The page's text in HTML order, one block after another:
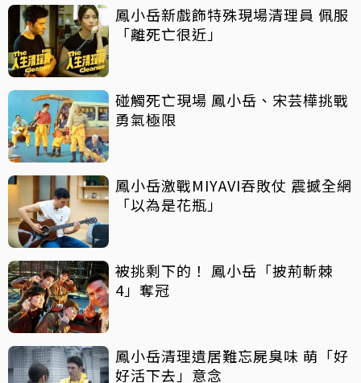
鳳小岳新戲飾特殊現場清理員 佩服
「離死亡很近」
碰觸死亡現場 鳳小岳、宋芸樺挑戰
勇氣極限
鳳小岳激戰MIYAVI吞敗仗 震撼全網
「以為是花瓶」
被挑剩下的！ 鳳小岳「披荊斬棘
4」奪冠
鳳小岳清理遺居難忘屍臭味 萌「好
好活下去」意念